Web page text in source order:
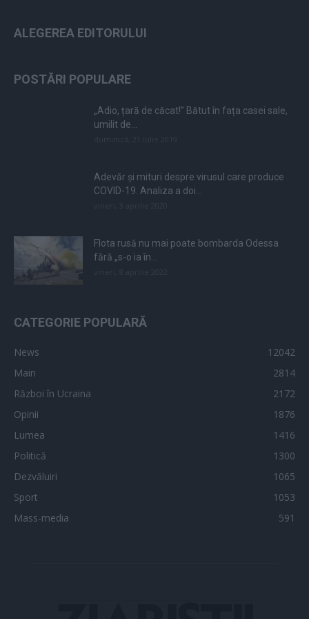
ALEGEREA EDITORULUI
POSTĂRI POPULARE
„Adio, țară de căcat!” Bătut în fața casei sale,
umilit de...
Adevăr și mituri despre virusul care produce
COVID-19. Analiza a doi...
Flota rusă nu mai poate bombarda Odessa
fără „s-o ia în...
CATEGORIE POPULARĂ
News
12042
Main
2814
Război în Ucraina
2172
Opinii
1876
Lumea
1416
Politică
1300
Dezvăluiri
1065
Sport
1053
Mass-media
591